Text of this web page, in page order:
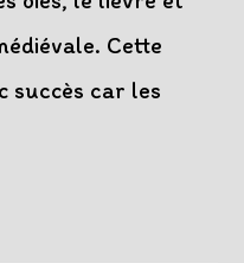
Cette
succès car les